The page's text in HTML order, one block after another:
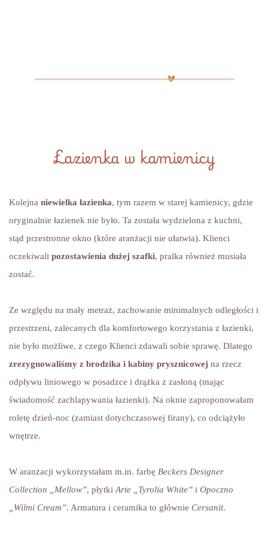
Łazienka w kamienicy
Kolejna niewielka łazienka, tym razem w starej kamienicy, gdzie
oryginalnie łazienek nie było. Ta została wydzielona z kuchni,
stąd przestronne okno (które aranżacji nie ułatwia). Klienci
oczekiwali pozostawienia dużej szafki, pralka również musiała
zostać.
Ze względu na mały metraż, zachowanie minimalnych odległości i
przestrzeni, zalecanych dla komfortowego korzystania z łazienki,
nie było możliwe, z czego Klienci zdawali sobie sprawę. Dlatego
zrezygnowaliśmy z brodzika i kabiny prysznicowej na rzecz
odpływu liniowego w posadzce i drążka z zasłoną (mając
świadomość zachlapywania łazienki). Na oknie zaproponowałam
roletę dzień-noc (zamiast dotychczasowej firany), co odciążyło
wnętrze.
W aranżacji wykorzystałam m.in. farbę Beckers Designer
Collection „Mellow”, płytki Arte „Tyrolia White” i Opoczno
„Wilmi Cream”. Armatura i ceramika to głównie Cersanit.